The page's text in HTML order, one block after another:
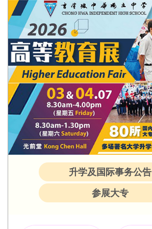
升学及国际事务公告
参展大专